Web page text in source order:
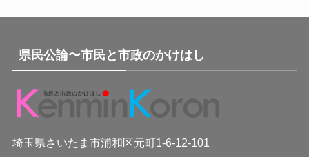
県民公論〜市民と市政のかけはし
埼玉県さいたま市浦和区元町1-6-12-101